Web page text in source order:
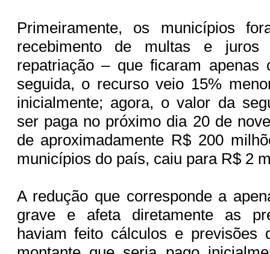
Primeiramente, os municípios
recebimento de multas e
repatriação – que ficaram apenas
seguida, o recurso veio 15%
inicialmente; agora, o valor da
ser paga no próximo dia 20 de
de aproximadamente R$ 200
municípios do país, caiu para R$ 2
A redução que corresponde a
grave e afeta diretamente as
haviam feito cálculos e previsões